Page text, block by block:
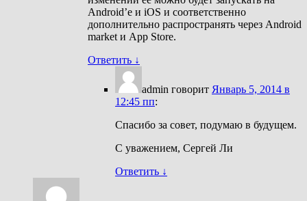
Android’e и iOS и соответственно
дополнительно распространять через Android
market и App Store.
Ответить ↓
admin говорит Январь 5, 2014 в
12:45 пп:
Спасибо за совет, подумаю в будущем.
С уважением, Сергей Ли
Ответить ↓